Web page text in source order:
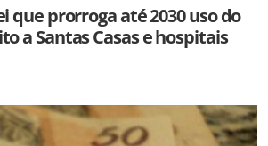
que prorroga até 2030 uso do
a Santas Casas e hospitais